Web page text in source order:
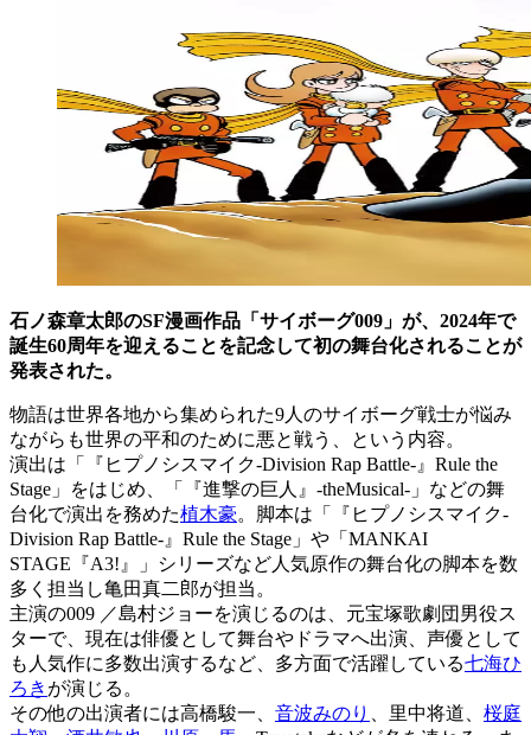
石ノ森章太郎のSF漫画作品「サイボーグ009」が、2024年で
誕生60周年を迎えることを記念して初の舞台化されることが
発表された。
物語は世界各地から集められた9人のサイボーグ戦士が悩み
ながらも世界の平和のために悪と戦う、という内容。
演出は「『ヒプノシスマイク-Division Rap Battle-』Rule the
Stage」をはじめ、「『進撃の巨人』-theMusical-」などの舞
台化で演出を務めた植木豪。脚本は「『ヒプノシスマイク-
Division Rap Battle-』Rule the Stage」や「MANKAI
STAGE『A3!』」シリーズなど人気原作の舞台化の脚本を数
多く担当し亀田真二郎が担当。
主演の009 ／島村ジョーを演じるのは、元宝塚歌劇団男役ス
ターで、現在は俳優として舞台やドラマへ出演、声優として
も人気作に多数出演するなど、多方面で活躍している七海ひ
ろき が演じる。
その他の出演者には高橋駿一、 音波みのり 、里中将道、 桜庭